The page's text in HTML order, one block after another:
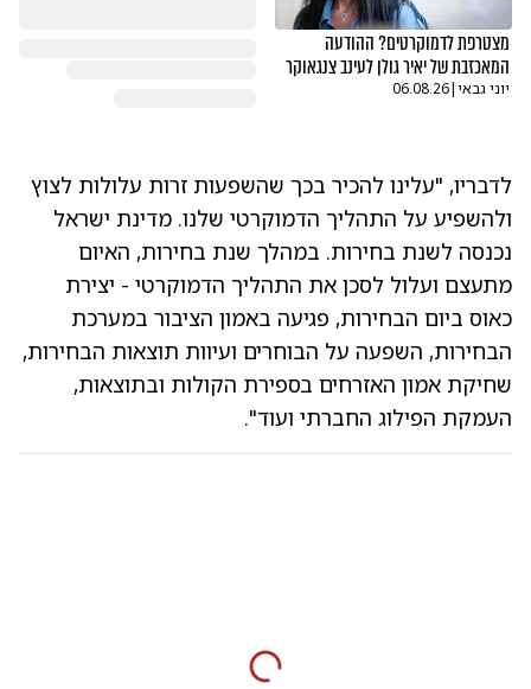
מצטרפת לדמוקרטים? ההודעה
המאכזבת של יאיר גולן לעינב צנגאוקר
יוני גבאי|
06.08.26
לדבריו, "עלינו להכיר בכך שהשפעות זרות עלולות לצוץ
ולהשפיע על התהליך הדמוקרטי שלנו. מדינת ישראל
נכנסה לשנת בחירות. במהלך שנת בחירות, האיום
מתעצם ועלול לסכן את התהליך הדמוקרטי - יצירת
כאוס ביום הבחירות, פגיעה באמון הציבור במערכת
הבחירות, השפעה על הבוחרים ועיוות תוצאות הבחירות,
שחיקת אמון האזרחים בספירת הקולות ובתוצאות,
העמקת הפילוג החברתי ועוד".